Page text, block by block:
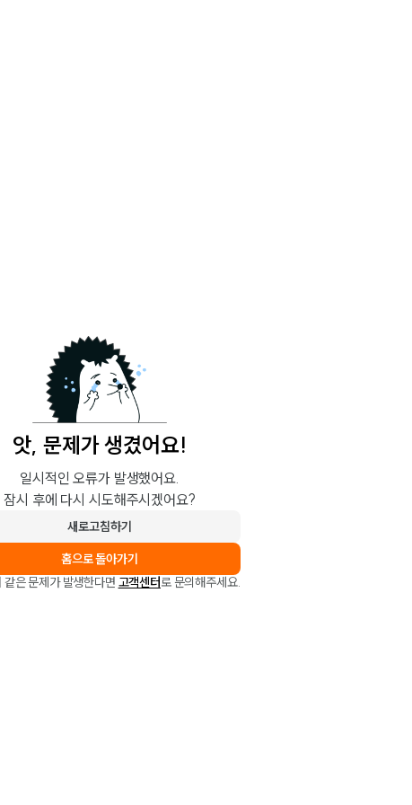
앗, 문제가 생겼어요!
일시적인 오류가 발생했어요.
잠시 후에 다시 시도해주시겠어요?
새로고침하기
홈으로 돌아가기
같은 문제가 발생한다면 고객센터로 문의해주세요.